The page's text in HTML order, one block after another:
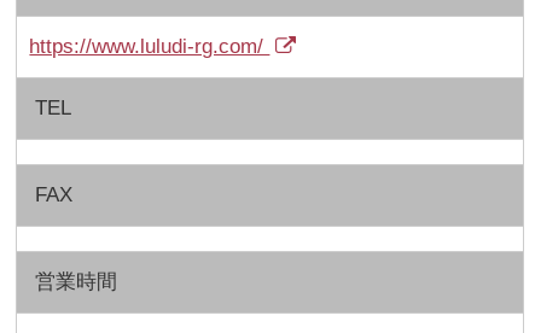
https://www.luludi-rg.com/
TEL
FAX
営業時間